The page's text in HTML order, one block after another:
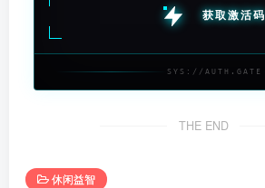
获取激活码
SYS://AUTH.GATE
THE END
休闲益智